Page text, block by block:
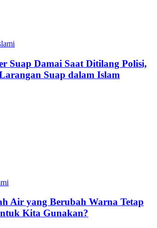
Suap Damai Saat Ditilang Polisi,
Suap dalam Islam
Air yang Berubah Warna Tetap
Kita Gunakan?